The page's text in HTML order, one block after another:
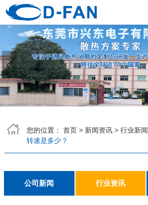
网站首页
关于香蕉APP下载安装污免费
公司简介
董事长寄语
发展历程
公司优势
企业文化
荣誉资质
企业风采
仪器设备
视频中心
产品中心
应用案例
工程案例
解决方案
公司新闻
行业资讯
常见问题
联系香蕉APP下载安装污免费
您的位置： 首页> 新闻资讯> 行业新闻
转速是多少？
公司新闻 行业资讯